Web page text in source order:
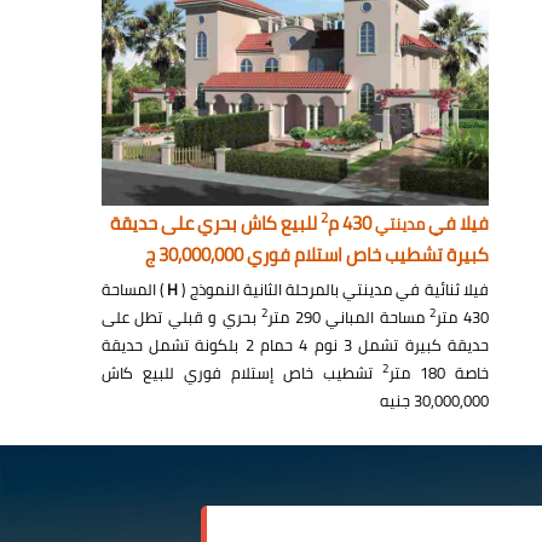
فيلا فيمدينتي430 م 2للبيع كاش بحري على حديقة
كبيرة تشطيب خاص استلام فوري 30,000,000 ج
فيلا ثنائية في مدينتي بالمرحلة الثانية النموذج (H) المساحة
430 متر
2مساحة المباني 290 متر 2بحري و قبلي تطل على
حديقة كبيرة تشمل 3 نوم 4 حمام 2 بلكونة تشمل حديقة
خاصة 180 متر
2 تشطيب خاص إستلام فوري للبيع كاش
30,000,000 جنيه